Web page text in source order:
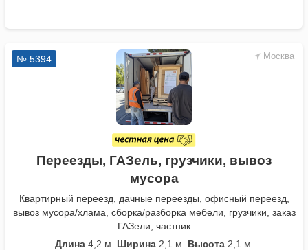
Москва
№ 5394
Переезды, ГАЗель, грузчики, вывоз
мусора
Квартирный переезд, дачные переезды, офисный переезд,
вывоз мусора/хлама, сборка/разборка мебели, грузчики, заказ
ГАЗели, частник
Длина4,2 м. Ширина2,1 м. Высота2,1 м.